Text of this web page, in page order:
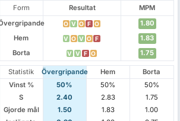
Form Resultat
MPM
O V O F O
1.80
Hem
V O V O F
1.83
Borta
V V F O 1.75
Statistik Övergripande Hem
Borta
Vinst %
50% 50%
50%
S
2.40 2.83
1.75
Gjorde mål
1.50 1.83
1.00